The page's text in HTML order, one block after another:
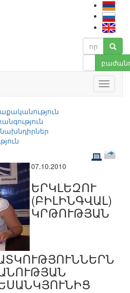
07.10.2010
ԵՐԿԼԵԶՈՒ
(ԲԻԼԻՆԳՎԱԼ)
ԿՐԹՈՒԹՅԱՆ